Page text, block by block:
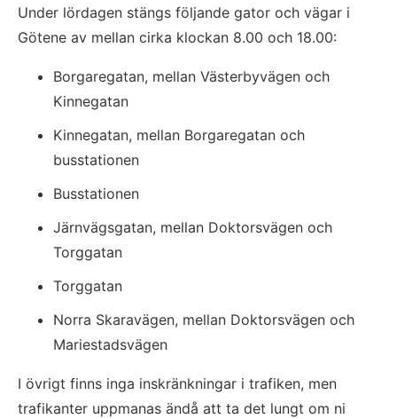
Under lördagen stängs följande gator och vägar i
Götene av mellan cirka klockan 8.00 och 18.00:
Borgaregatan, mellan Västerbyvägen och
Kinnegatan
Kinnegatan, mellan Borgaregatan och
busstationen
Busstationen
Järnvägsgatan, mellan Doktorsvägen och
Torggatan
Torggatan
Norra Skaravägen, mellan Doktorsvägen och
Mariestadsvägen
I övrigt finns inga inskränkningar i trafiken, men
trafikanter uppmanas ändå att ta det lungt om ni